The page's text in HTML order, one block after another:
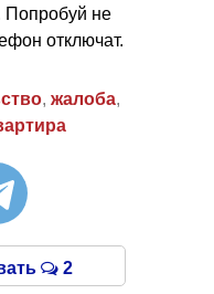
Попробуй не
отключат.
, жалоба,
2